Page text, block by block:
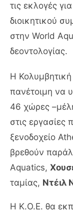
τις εκλογές
διοικητικού
στην World
δεοντολογίας.
Η
πανέτοιμη να
46 χώρες
στις εργασίες
ξενοδοχείο
βρεθούν
Aquatics,
ταμίας, Ντέιλ
Η Κ.Ο.Ε. θα